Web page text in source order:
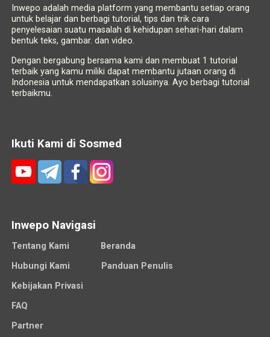
Inwepo adalah media platform yang membantu setiap orang
untuk belajar dan berbagi tutorial, tips dan trik cara
penyelesaian suatu masalah di kehidupan sehari-hari dalam
bentuk teks, gambar. dan video.
Dengan bergabung bersama kami dan membuat 1 tutorial
terbaik yang kamu miliki dapat membantu jutaan orang di
Indonesia untuk mendapatkan solusinya. Ayo berbagi tutorial
terbaikmu.
Ikuti Kami di Sosmed
Inwepo Navigasi
Tentang Kami
Beranda
Hubungi Kami
Panduan Penulis
Kebijakan Privasi
FAQ
Partner